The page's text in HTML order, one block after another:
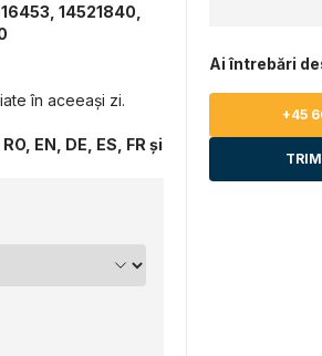
14521840,
în aceeași zi.
RO, EN, DE, ES, FR și
Ai întrebări
+45